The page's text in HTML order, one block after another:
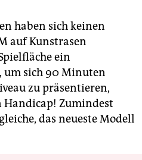
haben sich keinen
auf Kunstrasen
ein
sich 90 Minuten
zu präsentieren,
Handicap! Zumindest
das neueste Modell